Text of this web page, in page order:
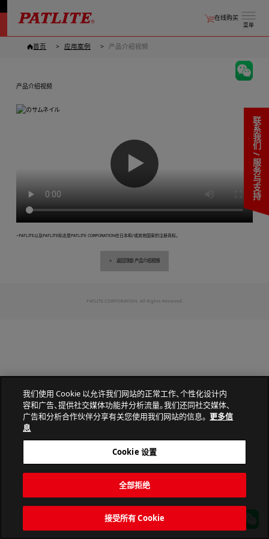
菜单
在线购买
联系我们 / 服务与支持
首页 应用案例 产品介绍视频
产品介绍视频
▶
・PATLITE以及PATLITE标志是PATLITE CORPORATION在日本和/或其他国家的注册商标。
返回顶部 产品介绍视频
PATLITE CORPORATION. All Rights Reserved.
我们使用 Cookie 以允许我们网站的正常工作、个性化设计内
容和广告、提供社交媒体功能并分析流量。我们还同社交媒体、
广告和分析合作伙伴分享有关您使用我们网站的信息。 更多信
息
Cookie 设置
全部拒绝
接受所有 Cookie